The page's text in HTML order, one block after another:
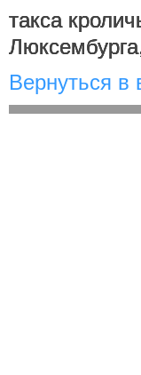
такса
Вернуться в